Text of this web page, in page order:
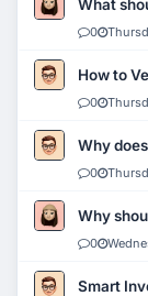
What
0
How to
0
Why
0
Why
0
Smart